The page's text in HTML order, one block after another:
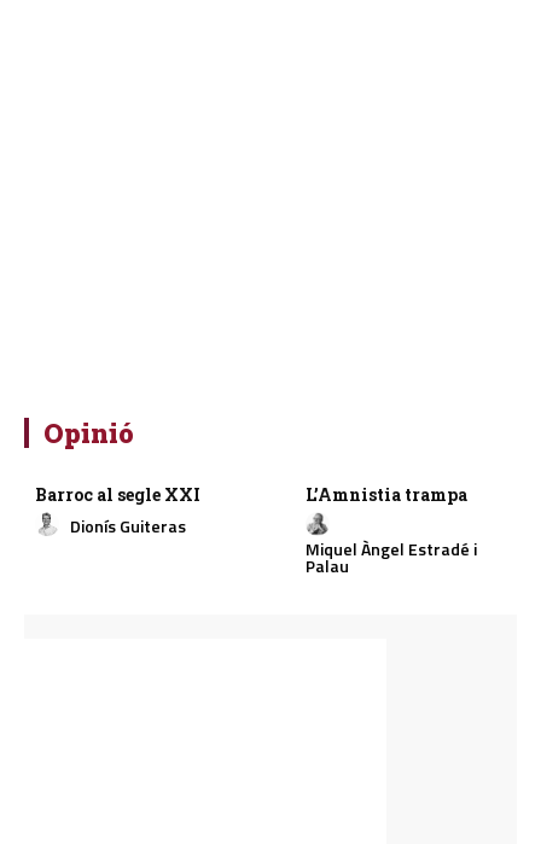
Opinió
Barroc al segle XXI
Dionís Guiteras
L’Amnistia trampa
Miquel Àngel Estradé i
Palau